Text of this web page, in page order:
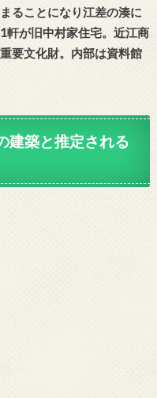
ることになり江差の湊に
軒が旧中村家住宅。近江商
要文化財。内部は資料館
建築と推定される